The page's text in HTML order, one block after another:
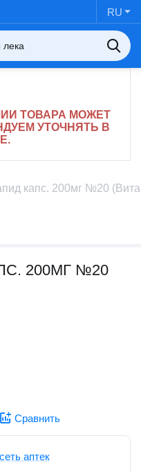
RU
ТОВАРА МОЖЕТ
УТОЧНЯТЬ В
капс. 200мг №20
200МГ №20
Сравнить
аптек